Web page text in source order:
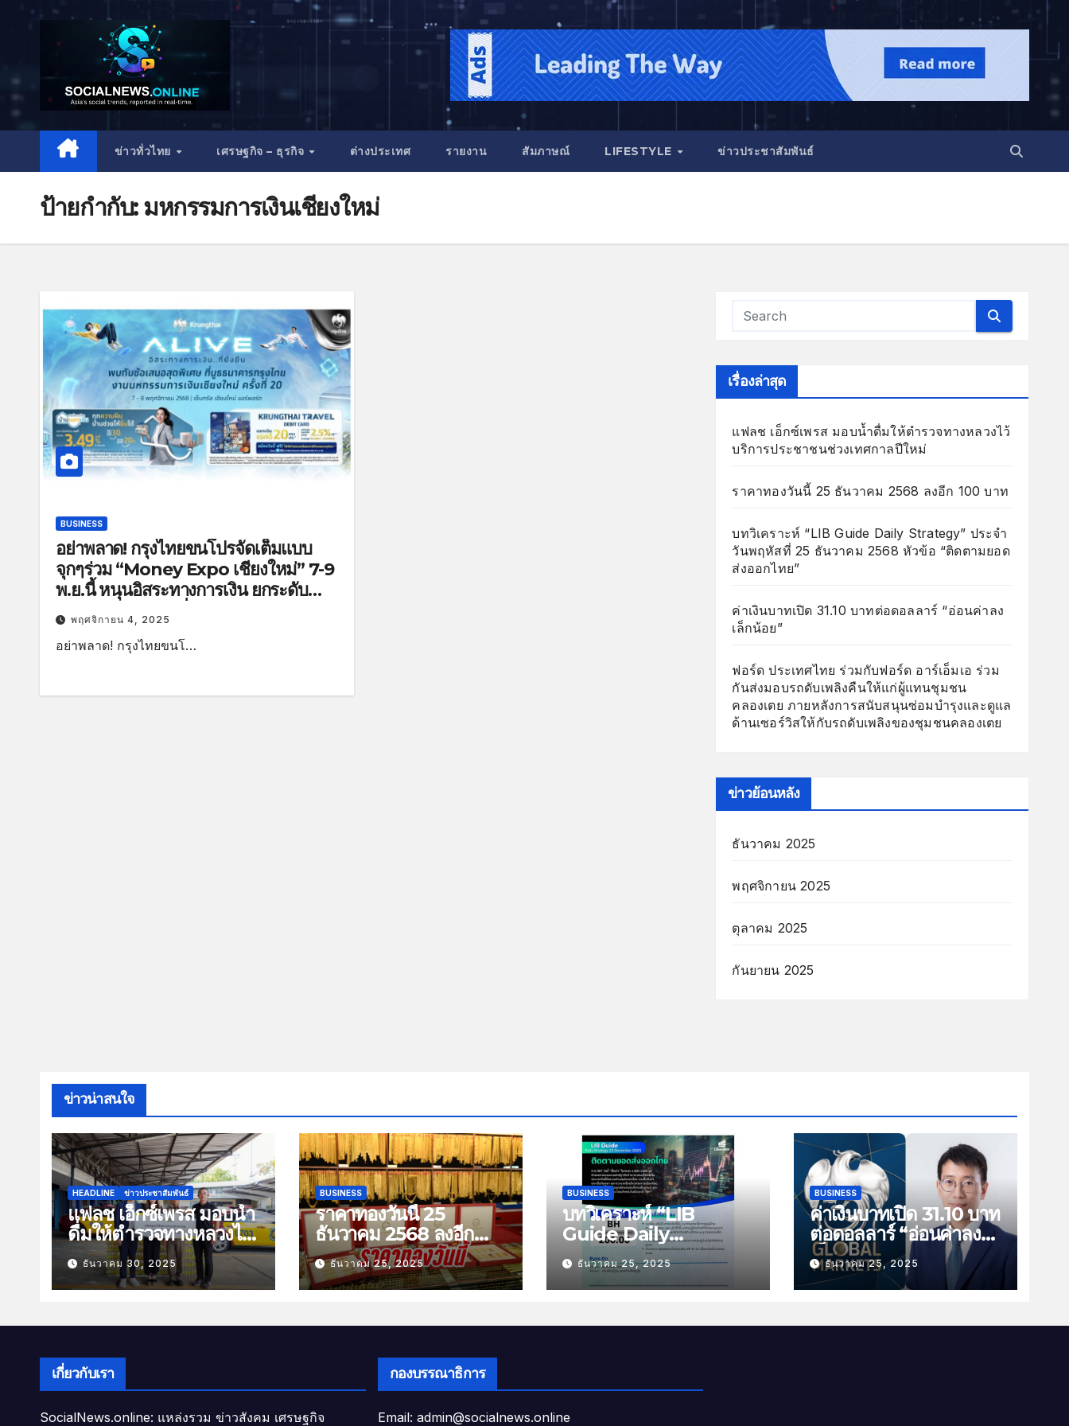
ข่าวทั่วไทย เศรษฐกิจ – ธุรกิจ ต่างประเทศ รายงาน สัมภาษณ์ LIFESTYLE ข่าวประชาสัมพันธ์
ป้ายกำกับ:มหกรรมการเงินเชียงใหม่
BUSINESS
อย่าพลาด! กรุงไทยขนโปรจัดเต็มแบบ
จุกๆร่วม “Money Expo เชียงใหม่” 7-9
พ.ย.นี้ หนุนอิสระทางการเงิน ยกระดับ
คุณภาพชีวิตอย่างยั่งยืน
พฤศจิกายน 4, 2025
อย่าพลาด! กรุงไทยขนโ…
เรื่องล่าสุด
แฟลช เอ็กซ์เพรส มอบน้ำดื่มให้ตำรวจทางหลวงไว้
บริการประชาชนช่วงเทศกาลปีใหม่
ราคาทองวันนี้ 25 ธันวาคม 2568 ลงอีก 100 บาท
บทวิเคราะห์ “LIB Guide Daily Strategy” ประจำ
วันพฤหัสที่ 25 ธันวาคม 2568 หัวข้อ “ติดตามยอด
ส่งออกไทย”
ค่าเงินบาทเปิด 31.10 บาทต่อดอลลาร์ “อ่อนค่าลง
เล็กน้อย”
ฟอร์ด ประเทศไทย ร่วมกับฟอร์ด อาร์เอ็มเอ ร่วม
กันส่งมอบรถดับเพลิงคืนให้แก่ผู้แทนชุมชน
คลองเตย ภายหลังการสนับสนุนซ่อมบำรุงและดูแล
ด้านเซอร์วิสให้กับรถดับเพลิงของชุมชนคลองเตย
ข่าวย้อนหลัง
ธันวาคม 2025
พฤศจิกายน 2025
ตุลาคม 2025
กันยายน 2025
ข่าวน่าสนใจ
HEADLINE ข่าวประชาสัมพันธ์
แฟลช เอ็กซ์เพรส มอบน้ำ
ดื่มให้ตำรวจทางหลวงไว้
บริการประชาชนช่วง
เทศกาลปีใหม่
ธันวาคม 30, 2025
BUSINESS
ราคาทองวันนี้ 25
ธันวาคม 2568 ลงอีก
100 บาท
ธันวาคม 25, 2025
BUSINESS
บทวิเคราะห์ “LIB
Guide Daily
Strategy” ประจำวัน
พฤหัสที่ 25 ธันวาคม
2568 หัวข้อ “ติดตาม
ธันวาคม 25, 2025
BUSINESS
ค่าเงินบาทเปิด 31.10 บาท
ต่อดอลลาร์ “อ่อนค่าลง
เล็กน้อย”
ธันวาคม 25, 2025
เกี่ยวกับเรา
SocialNews.online: แหล่งรวม ข่าวสังคม เศรษฐกิจ
กองบรรณาธิการ
Email: admin@socialnews.online